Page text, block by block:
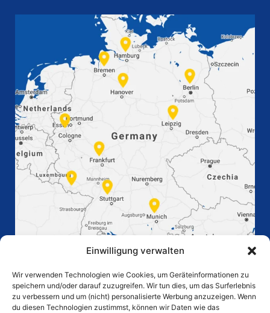
Einwilligung verwalten
Wir verwenden Technologien wie Cookies, um Geräteinformationen zu
speichern und/oder darauf zuzugreifen. Wir tun dies, um das Surferlebnis
zu verbessern und um (nicht) personalisierte Werbung anzuzeigen. Wenn
du diesen Technologien zustimmst, können wir Daten wie das